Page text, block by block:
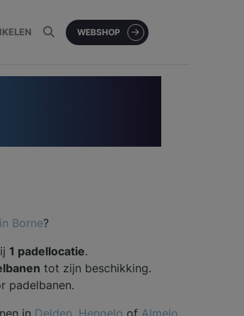
WEBSHOP
Borne?
1 padellocatie.
tot zijn beschikking.
padelbanen.
in Delden, Hengelo of Almelo.